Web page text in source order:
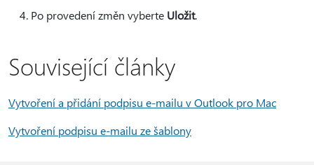
Po provedení změn vyberte Uložit.
Související články
Vytvoření a přidání podpisu e-mailu v Outlook pro Mac
Vytvoření podpisu e-mailu ze šablony